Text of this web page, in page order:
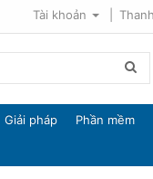
Tài khoản
Giải pháp Phần mềm